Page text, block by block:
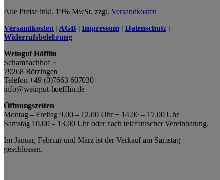
Alle Preise inkl. 19% MwSt. zzgl. Versandkosten
Versandkosten | AGB | Impressum | Datenschutz |
Widerrufsbelehrung
Weingut Höfflin
Schambachhof 3
79268 Bötzingen
Telefon +49 (0)7663 607030
info@weingut-hoefflin.de
Öffnungszeiten
Montag – Freitag 9.00 – 12.00 Uhr + 14.00 – 17.00 Uhr
Samstag 10.00 – 13.00 Uhr oder nach telefonischer Vereinbarung.
Im Januar, Februar und März ist der Verkauf am Samstag
geschlossen.